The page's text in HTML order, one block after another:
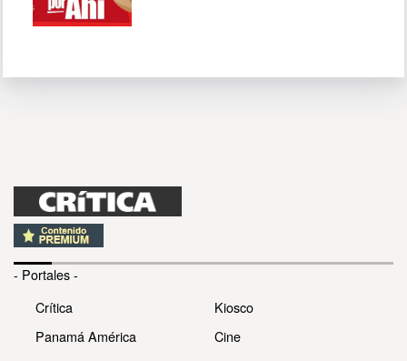
- Portales -
Crítica
Panamá América
Kiosco
Cine